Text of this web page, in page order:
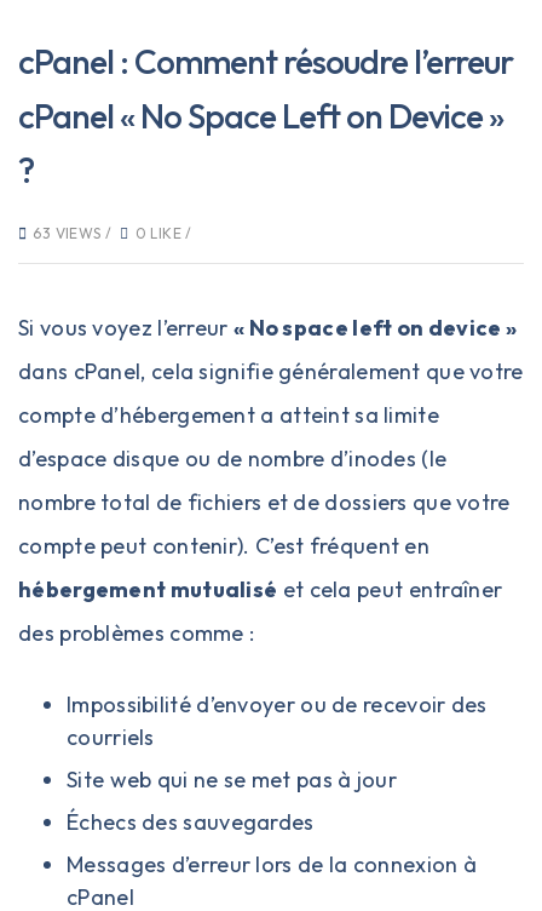
cPanel : Comment résoudre l’erreur
cPanel « No Space Left on Device »
?
63 VIEWS / 0 LIKE /
Si vous voyez l’erreur « No space left on device »
dans cPanel, cela signifie généralement que votre
compte d’hébergement a atteint sa limite
d’espace disque ou de nombre d’inodes (le
nombre total de fichiers et de dossiers que votre
compte peut contenir). C’est fréquent en
hébergement mutualisé et cela peut entraîner
des problèmes comme :
Impossibilité d’envoyer ou de recevoir des
courriels
Site web qui ne se met pas à jour
Échecs des sauvegardes
Messages d’erreur lors de la connexion à
cPanel